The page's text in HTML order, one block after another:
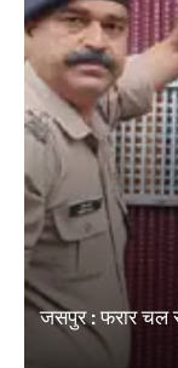
जसपुर : फरार चल